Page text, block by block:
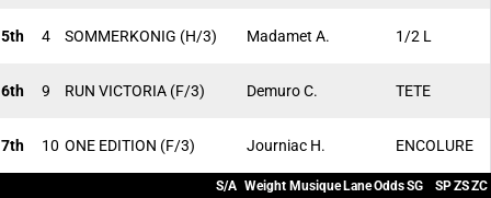
5th 4 SOMMERKONIG (H/3) Madamet A. 1/2 L
6th 9 RUN VICTORIA (F/3) Demuro C. TETE
7th 10 ONE EDITION (F/3) Journiac H. ENCOLURE
S/A Weight Musique LaneOddsSG SPZSZC